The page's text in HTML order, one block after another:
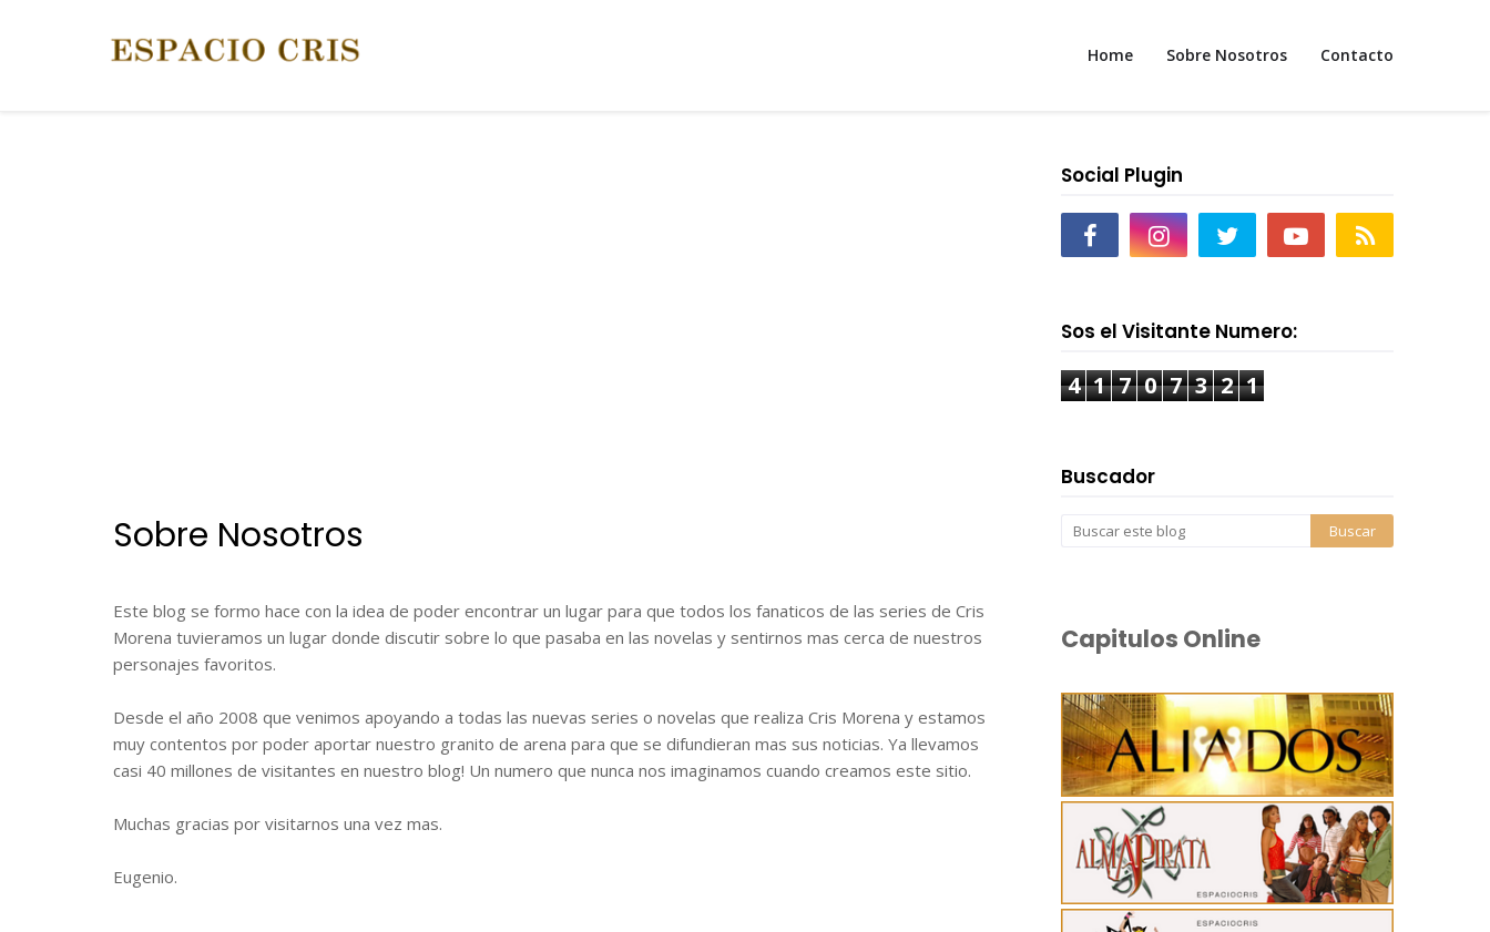
Home Sobre Nosotros Contacto
Sobre Nosotros
Este blog se formo hace con la idea de poder encontrar un lugar para que todos los fanaticos de las series de Cris
Morena tuvieramos un lugar donde discutir sobre lo que pasaba en las novelas y sentirnos mas cerca de nuestros
personajes favoritos.
Desde el año 2008 que venimos apoyando a todas las nuevas series o novelas que realiza Cris Morena y estamos
muy contentos por poder aportar nuestro granito de arena para que se difundieran mas sus noticias. Ya llevamos
casi 40 millones de visitantes en nuestro blog! Un numero que nunca nos imaginamos cuando creamos este sitio.
Muchas gracias por visitarnos una vez mas.
Eugenio.
Social Plugin
Sos el Visitante Numero:
4 1 7 0 7 3 2 1
Buscador
Capitulos Online